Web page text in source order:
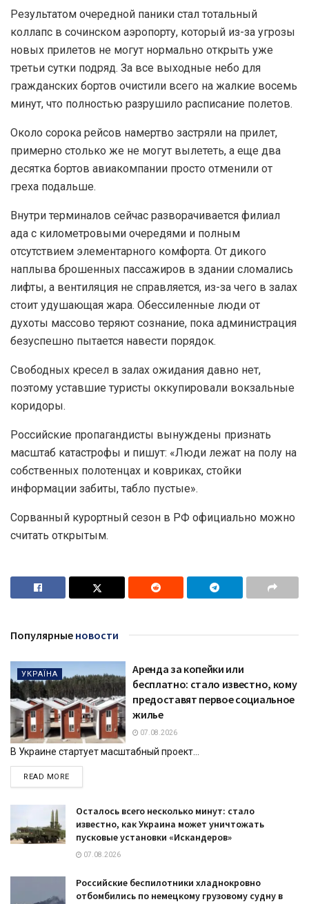
Результатом очередной паники стал тотальный
коллапс в сочинском аэропорту, который из-за угрозы
новых прилетов не могут нормально открыть уже
третьи сутки подряд. За все выходные небо для
гражданских бортов очистили всего на жалкие восемь
минут, что полностью разрушило расписание полетов.
Около сорока рейсов намертво застряли на прилет,
примерно столько же не могут вылететь, а еще два
десятка бортов авиакомпании просто отменили от
греха подальше.
Внутри терминалов сейчас разворачивается филиал
ада с километровыми очередями и полным
отсутствием элементарного комфорта. От дикого
наплыва брошенных пассажиров в здании сломались
лифты, а вентиляция не справляется, из-за чего в залах
стоит удушающая жара. Обессиленные люди от
духоты массово теряют сознание, пока администрация
безуспешно пытается навести порядок.
Свободных кресел в залах ожидания давно нет,
поэтому уставшие туристы оккупировали вокзальные
коридоры.
Российские пропагандисты вынуждены признать
масштаб катастрофы и пишут: «Люди лежат на полу на
собственных полотенцах и ковриках, стойки
информации забиты, табло пустые».
Сорванный курортный сезон в РФ официально можно
считать открытым.
Популярные новости
УКРАЇНА
Аренда за копейки или
бесплатно: стало известно, кому
предоставят первое социальное
жилье
07.08.2026
В Украине стартует масштабный проект...
READ MOREDETAILS
Осталось всего несколько минут: стало
известно, как Украина может уничтожать
пусковые установки «Искандеров»
07.08.2026
Российские беспилотники хладнокровно
отбомбились по немецкому грузовому судну в